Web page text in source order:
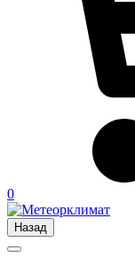
0
Назад